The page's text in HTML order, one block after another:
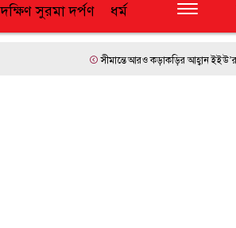
দক্ষিণ সুরমা দর্পণ ধর্ম
সীমান্তে আরও কড়াকড়ির আহ্বান ইইউ’র